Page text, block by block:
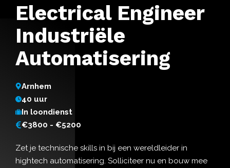
Electrical Engineer
Industriële
Automatisering
Arnhem
40 uur
In loondienst
€3800 - €5200
Zet je technische skills in bij een wereldleider in
hightech automatisering. Solliciteer nu en bouw mee